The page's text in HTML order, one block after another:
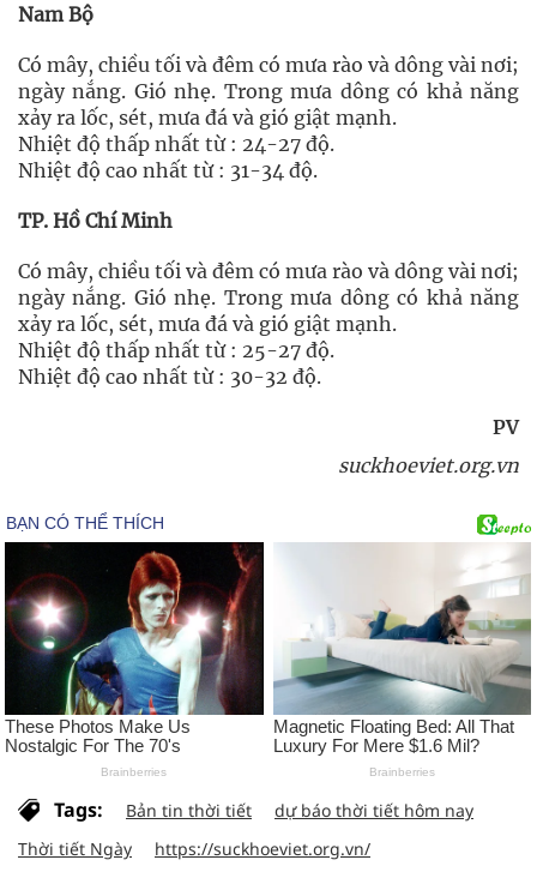
Nam Bộ
Có mây, chiều tối và đêm có mưa rào và dông vài nơi;
ngày nắng. Gió nhẹ. Trong mưa dông có khả năng
xảy ra lốc, sét, mưa đá và gió giật mạnh.
Nhiệt độ thấp nhất từ : 24-27 độ.
Nhiệt độ cao nhất từ : 31-34 độ.
TP. Hồ Chí Minh
Có mây, chiều tối và đêm có mưa rào và dông vài nơi;
ngày nắng. Gió nhẹ. Trong mưa dông có khả năng
xảy ra lốc, sét, mưa đá và gió giật mạnh.
Nhiệt độ thấp nhất từ : 25-27 độ.
Nhiệt độ cao nhất từ : 30-32 độ.
PV
suckhoeviet.org.vn
Tags: Bản tin thời tiết
dự báo thời tiết hôm nay
Thời tiết Ngày
https://suckhoeviet.org.vn/